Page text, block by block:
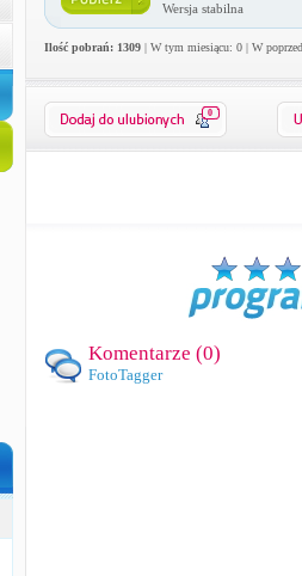
Wersja stabilna
Ilość pobrań: 1309| W tym miesiącu: 0 | W
0
Komentarze (0)
FotoTagger